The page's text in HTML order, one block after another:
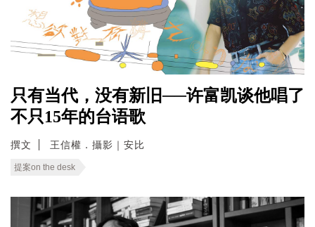
只有当代，没有新旧──许富凯谈他唱了
不只15年的台语歌
撰文 王信權．攝影｜安比
提案on the desk